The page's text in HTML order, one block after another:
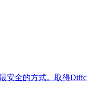
安全的方式。取得